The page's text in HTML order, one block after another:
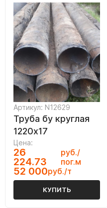
Артикул: N12629
Труба бу круглая
1220х17
Цена:
26
224.73
руб./
пог.м
52 000руб./т
КУПИТЬ